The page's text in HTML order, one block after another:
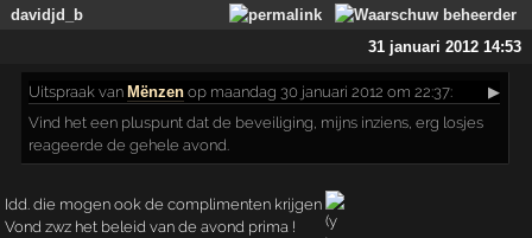
davidjd_b
31 januari 2012 14:53
Uitspraak vanMënzen op maandag 30 januari 2012 om 22:37:
▶
Vind het een pluspunt dat de beveiliging, mijns inziens, erg losjes
reageerde de gehele avond.
Idd. die mogen ook de complimenten krijgen
Vond zwz het beleid van de avond prima !